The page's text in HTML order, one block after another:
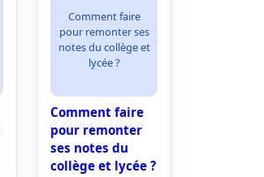
Comment faire
pour remonter ses
notes du collège et
lycée ?
Comment faire
pour remonter
ses notes du
collège et lycée ?